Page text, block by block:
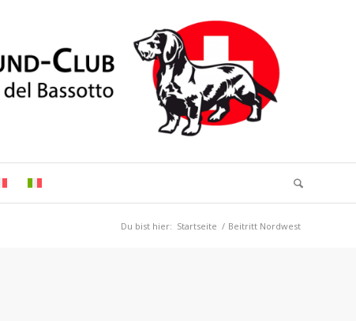
Du bist hier: Startseite / Beitritt Nordwest